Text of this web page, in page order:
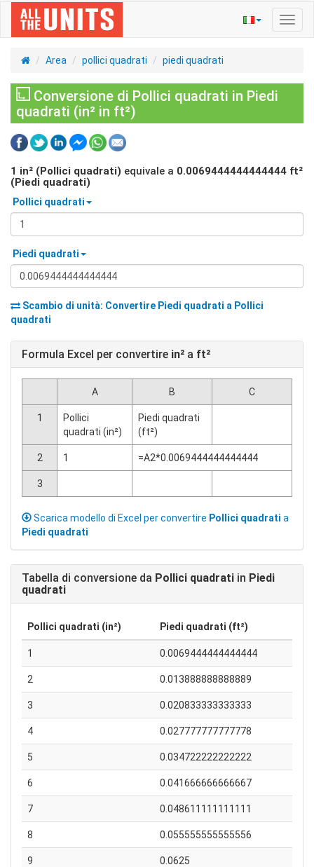
Area pollici quadrati piedi quadrati
Conversione di Pollici quadrati in Piedi
quadrati (in² in ft²)
1 in² (Pollici quadrati) equivale a 0.0069444444444444 ft²
(Piedi quadrati)
Pollici quadrati
Piedi quadrati
Scambio di unità: Convertire Piedi quadrati a Pollici
quadrati
Formula Excel per convertire in² a ft²
A B C
1
Pollici
quadrati (in²)
Piedi quadrati
(ft²)
2 1 =A2*0.0069444444444444
3
Scarica modello di Excel per convertire Pollici quadrati a
Piedi quadrati
Tabella di conversione da Pollici quadrati in Piedi
quadrati
Pollici quadrati (in²) Piedi quadrati (ft²)
1 0.0069444444444444
2 0.013888888888889
3 0.020833333333333
4 0.027777777777778
5 0.034722222222222
6 0.041666666666667
7 0.048611111111111
8 0.055555555555556
9 0.0625